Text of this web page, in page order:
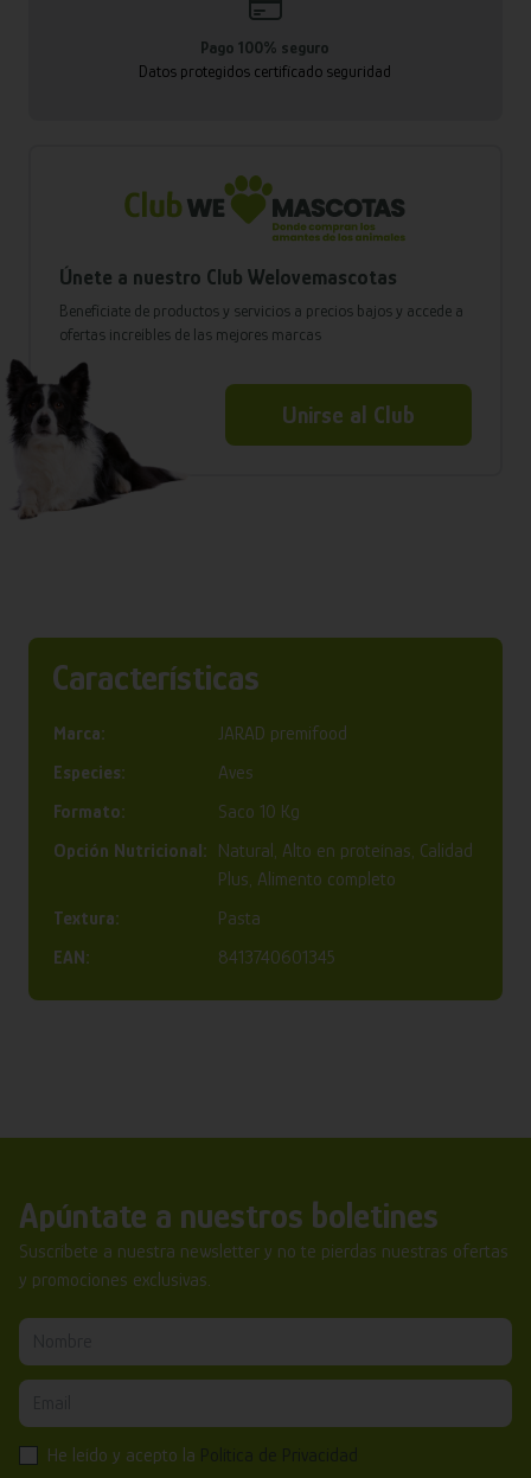
Pago 100% seguro
Datos protegidos certificado seguridad
Únete a nuestro Club Welovemascotas
Benefíciate de productos y servicios a precios bajos y accede a
ofertas increíbles de las mejores marcas
Unirse al Club
Características
Marca:
JARAD premifood
Especies:
Aves
Formato:
Saco 10 Kg
Opción Nutricional:
Natural, Alto en proteínas, Calidad
Plus, Alimento completo
Textura:
Pasta
EAN:
8413740601345
Apúntate a nuestros boletines
Suscríbete a nuestra newsletter y no te pierdas nuestras ofertas
y promociones exclusivas.
He leído y acepto la